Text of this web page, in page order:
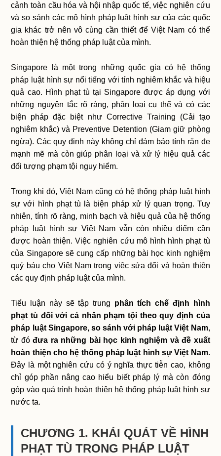
cảnh toàn cầu hóa và hội nhập quốc tế, việc nghiên cứu
và so sánh các mô hình pháp luật hình sự của các quốc
gia khác trở nên vô cùng cần thiết để Việt Nam có thể
hoàn thiện hệ thống pháp luật của mình.
Singapore là một trong những quốc gia có hệ thống
pháp luật hình sự nổi tiếng với tính nghiêm khắc và hiệu
quả cao. Hình phạt tù tại Singapore được áp dụng với
những nguyên tắc rõ ràng, phân loại cụ thể và có các
biện pháp đặc biệt như Corrective Training (Cải tạo
nghiêm khắc) và Preventive Detention (Giam giữ phòng
ngừa). Các quy định này không chỉ đảm bảo tính răn đe
mạnh mẽ mà còn giúp phân loại và xử lý hiệu quả các
đối tượng phạm tội nguy hiểm.
Trong khi đó, Việt Nam cũng có hệ thống pháp luật hình
sự với hình phạt tù là biện pháp xử lý quan trọng. Tuy
nhiên, tính rõ ràng, minh bạch và hiệu quả của hệ thống
pháp luật hình sự Việt Nam vẫn còn nhiều điểm cần
được hoàn thiện. Việc nghiên cứu mô hình hình phạt tù
của Singapore sẽ cung cấp những bài học kinh nghiệm
quý báu cho Việt Nam trong việc sửa đổi và hoàn thiện
các quy định pháp luật của mình.
Tiểu luận này sẽ tập trung phân tích chế định hình
phạt tù đối với cá nhân phạm tội theo quy định của
pháp luật Singapore, so sánh với pháp luật Việt Nam,
từ đóđưa ra những bài học kinh nghiệm và đề xuất
hoàn thiện cho hệ thống pháp luật hình sự Việt Nam.
Đây là một nghiên cứu có ý nghĩa thực tiễn cao, không
chỉ góp phần nâng cao hiểu biết pháp lý mà còn đóng
góp vào quá trình hoàn thiện hệ thống pháp luật hình sự
nước ta.
CHƯƠNG 1. KHÁI QUÁT VỀ HÌNH
PHẠT TÙ TRONG PHÁP LUẬT